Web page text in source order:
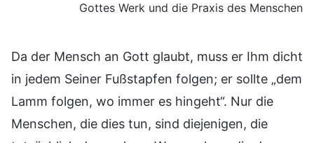
Gottes Werk und die Praxis des Menschen
Da der Mensch an Gott glaubt, muss er Ihm dicht
in jedem Seiner Fußstapfen folgen; er sollte „dem
Lamm folgen, wo immer es hingeht“. Nur die
Menschen, die dies tun, sind diejenigen, die